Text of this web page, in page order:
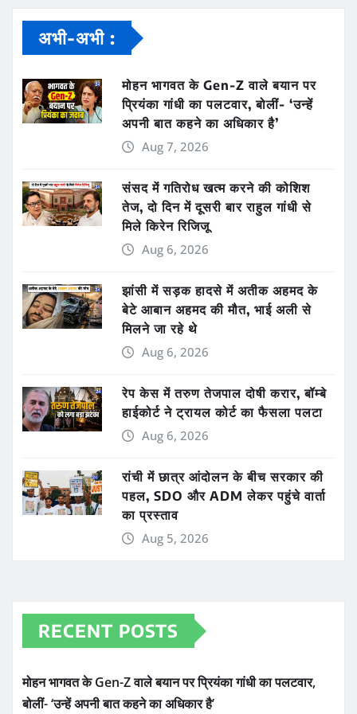
अभी-अभी :
मोहन भागवत के Gen-Z वाले बयान पर
प्रियंका गांधी का पलटवार, बोलीं- ‘उन्हें
अपनी बात कहने का अधिकार है’
Aug 7, 2026
संसद में गतिरोध खत्म करने की कोशिश
तेज, दो दिन में दूसरी बार राहुल गांधी से
मिले किरेन रिजिजू
Aug 6, 2026
झांसी में सड़क हादसे में अतीक अहमद के
बेटे आबान अहमद की मौत, भाई अली से
मिलने जा रहे थे
Aug 6, 2026
रेप केस में तरुण तेजपाल दोषी करार, बॉम्बे
हाईकोर्ट ने ट्रायल कोर्ट का फैसला पलटा
Aug 6, 2026
रांची में छात्र आंदोलन के बीच सरकार की
पहल, SDO और ADM लेकर पहुंचे वार्ता
का प्रस्ताव
Aug 5, 2026
RECENT POSTS
मोहन भागवत के Gen-Z वाले बयान पर प्रियंका गांधी का पलटवार,
बोलीं- ‘उन्हें अपनी बात कहने का अधिकार है’